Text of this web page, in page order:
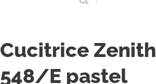
Cucitrice Zenith
548/E pastel